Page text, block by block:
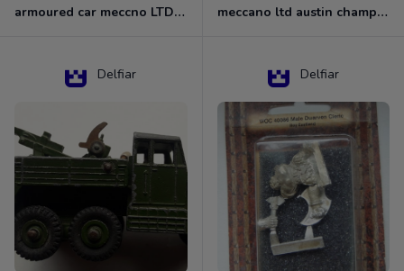
armoured car meccno LTD N°670 meccano ltd austin champ N°674
Delfiar Delfiar